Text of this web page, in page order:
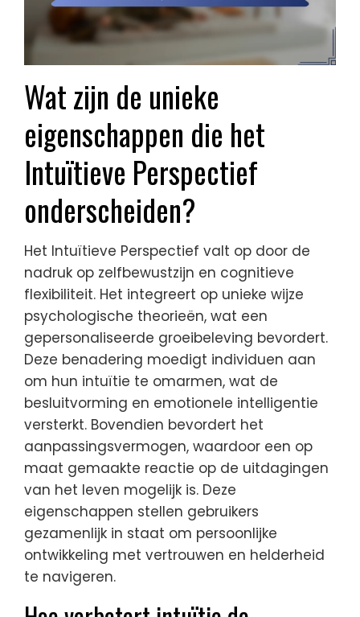
Wat zijn de unieke
eigenschappen die het
Intuïtieve Perspectief
onderscheiden?
Het Intuïtieve Perspectief valt op door de
nadruk op zelfbewustzijn en cognitieve
flexibiliteit. Het integreert op unieke wijze
psychologische theorieën, wat een
gepersonaliseerde groeibeleving bevordert.
Deze benadering moedigt individuen aan
om hun intuïtie te omarmen, wat de
besluitvorming en emotionele intelligentie
versterkt. Bovendien bevordert het
aanpassingsvermogen, waardoor een op
maat gemaakte reactie op de uitdagingen
van het leven mogelijk is. Deze
eigenschappen stellen gebruikers
gezamenlijk in staat om persoonlijke
ontwikkeling met vertrouwen en helderheid
te navigeren.